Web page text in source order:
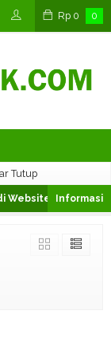
Rp 0 0
Tutup
Website ❯ Silahkan